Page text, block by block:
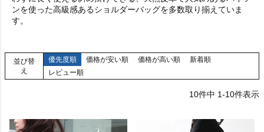
ンを使った高級感あるショルダーバッグを多数取り揃えていま
す。
並び替
え
優先度順 価格が安い順 価格が高い順
新着順
レビュー順
10件中 1-10件表示